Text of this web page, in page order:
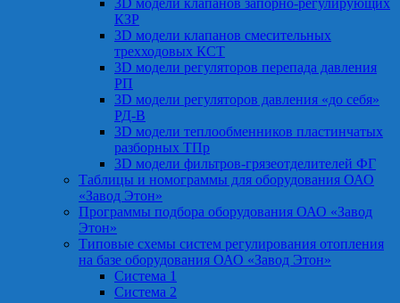
3D модели клапанов запорно-регулирующих
КЗР
3D модели клапанов смесительных
трехходовых КСТ
3D модели регуляторов перепада давления
РП
3D модели регуляторов давления «до себя»
РД-В
3D модели теплообменников пластинчатых
разборных ТПр
3D модели фильтров-грязеотделителей ФГ
Таблицы и номограммы для оборудования ОАО
«Завод Этон»
Программы подбора оборудования ОАО «Завод
Этон»
Типовые схемы систем регулирования отопления
на базе оборудования ОАО «Завод Этон»
Система 1
Система 2